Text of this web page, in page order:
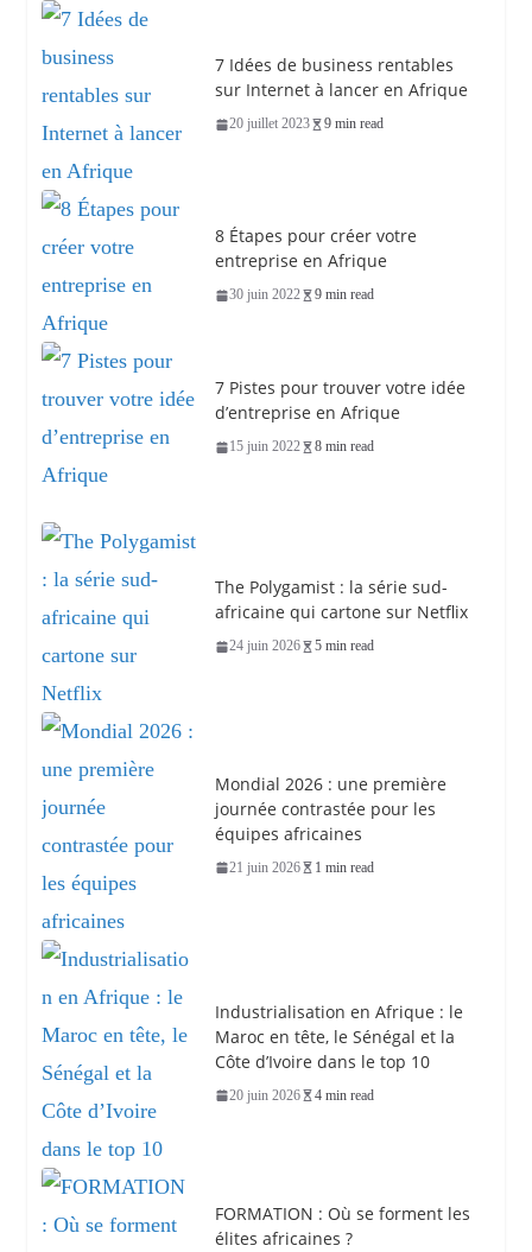
7 Idées de business rentables
sur Internet à lancer en Afrique
20 juillet 2023 9 min read
8 Étapes pour créer votre
entreprise en Afrique
30 juin 2022 9 min read
7 Pistes pour trouver votre idée
d’entreprise en Afrique
15 juin 2022 8 min read
The Polygamist : la série sud-
africaine qui cartone sur Netflix
24 juin 2026 5 min read
Mondial 2026 : une première
journée contrastée pour les
équipes africaines
21 juin 2026 1 min read
Industrialisation en Afrique : le
Maroc en tête, le Sénégal et la
Côte d’Ivoire dans le top 10
20 juin 2026 4 min read
FORMATION : Où se forment les
élites africaines ?